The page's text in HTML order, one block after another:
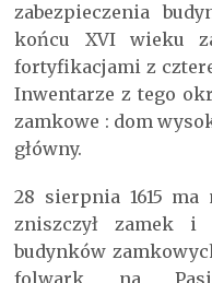
zabezpieczenia
końcu XVI wieku
fortyfikacjami z
Inwentarze z tego
zamkowe : dom
główny.
28 sierpnia 1615
zniszczył zamek
budynków
folwark na